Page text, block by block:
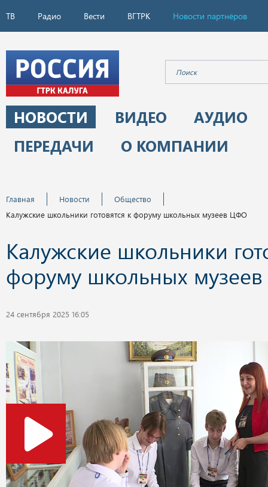
ТВ Радио Вести ВГТРК Новости партнёров
НОВОСТИ ВИДЕО
АУДИО
ПЕРЕДАЧИ
О КОМПАНИИ
Главная Новости
Общество
Калужские школьники готовятся к форуму школьных музеев ЦФО
Калужские школьники
форуму школьных
24 сентября 2025 16:05